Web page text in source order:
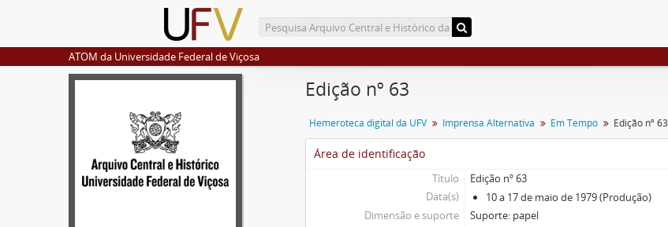
ATOM da Universidade Federal de Viçosa
Edição nº 63
Hemeroteca digital da UFV Imprensa Alternativa Em Tempo Edição nº 63
Área de identificação
Título
Edição nº 63
Data(s)
10 a 17 de maio de 1979 (Produção)
Dimensão e suporte
Suporte: papel